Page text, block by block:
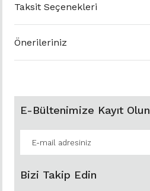
Taksit Seçenekleri
Önerileriniz
E-Bültenimize Kayıt Olun
Bizi Takip Edin